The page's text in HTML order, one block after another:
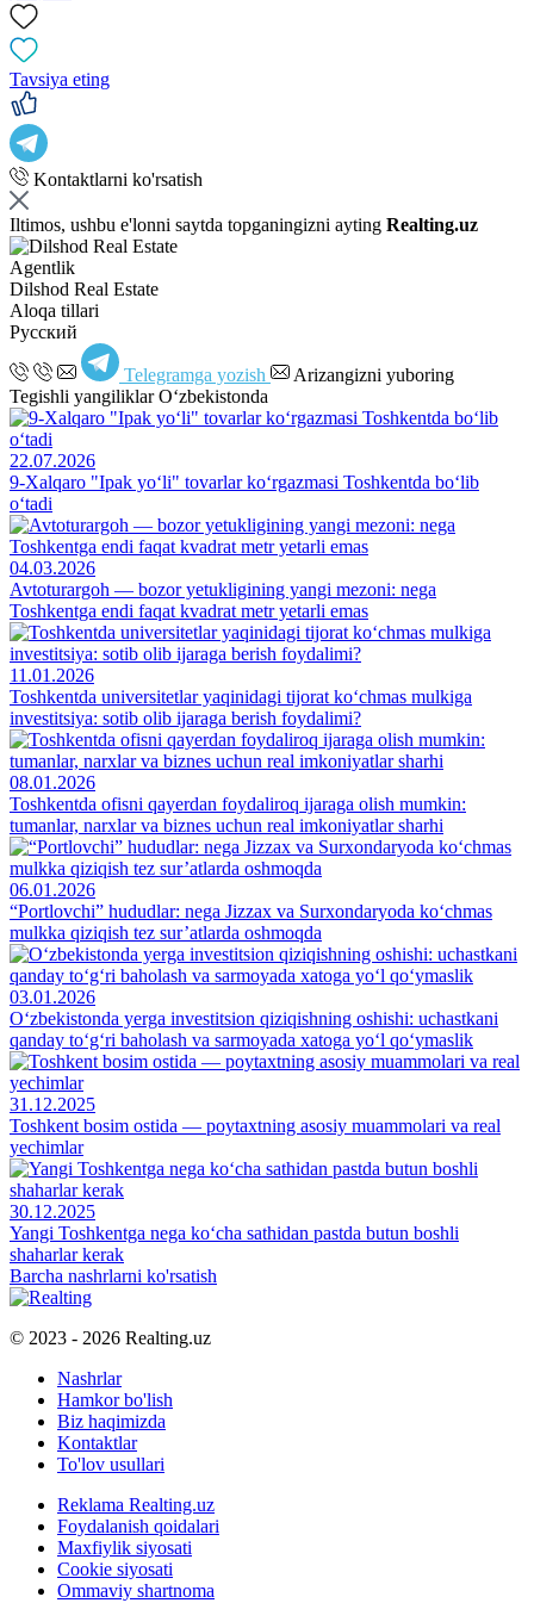
Tavsiya eting
Kontaktlarni ko'rsatish
Iltimos, ushbu e'lonni saytda topganingizni ayting Realting.uz
Agentlik
Dilshod Real Estate
Aloqa tillari
Русский
Telegramga yozish
Arizangizni yuboring
Tegishli yangiliklar O‘zbekistonda
22.07.2026
9-Xalqaro "Ipak yo‘li" tovarlar ko‘rgazmasi Toshkentda bo‘lib
o‘tadi
04.03.2026
Avtoturargoh — bozor yetukligining yangi mezoni: nega
Toshkentga endi faqat kvadrat metr yetarli emas
11.01.2026
Toshkentda universitetlar yaqinidagi tijorat ko‘chmas mulkiga
investitsiya: sotib olib ijaraga berish foydalimi?
08.01.2026
Toshkentda ofisni qayerdan foydaliroq ijaraga olish mumkin:
tumanlar, narxlar va biznes uchun real imkoniyatlar sharhi
06.01.2026
“Portlovchi” hududlar: nega Jizzax va Surxondaryoda ko‘chmas
mulkka qiziqish tez sur’atlarda oshmoqda
03.01.2026
O‘zbekistonda yerga investitsion qiziqishning oshishi: uchastkani
qanday to‘g‘ri baholash va sarmoyada xatoga yo‘l qo‘ymaslik
31.12.2025
Toshkent bosim ostida — poytaxtning asosiy muammolari va real
yechimlar
30.12.2025
Yangi Toshkentga nega ko‘cha sathidan pastda butun boshli
shaharlar kerak
Barcha nashrlarni ko'rsatish
© 2023 - 2026 Realting.uz
Nashrlar
Hamkor bo'lish
Biz haqimizda
Kontaktlar
To'lov usullari
Reklama Realting.uz
Foydalanish qoidalari
Maxfiylik siyosati
Cookie siyosati
Ommaviy shartnoma